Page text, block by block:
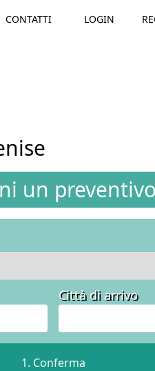
CONTATTI LOGIN
un preventivo
Città di arrivo